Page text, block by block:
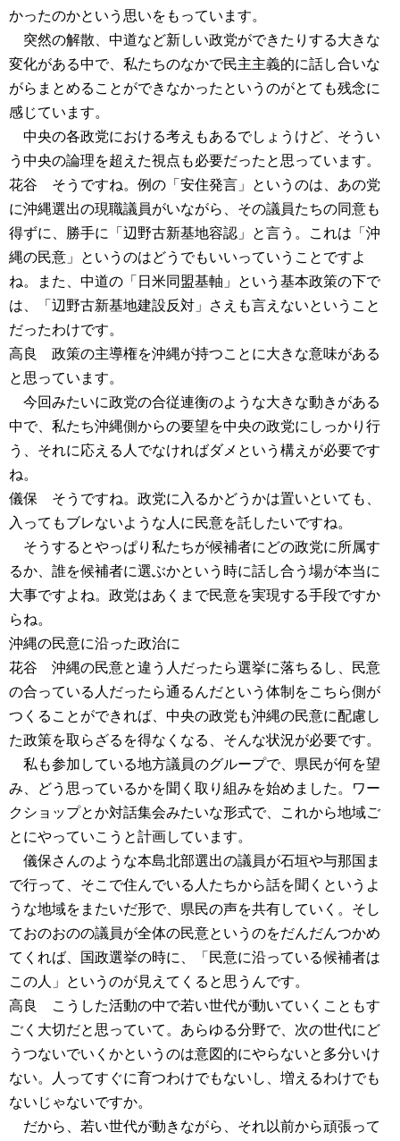
かったのかという思いをもっています。
突然の解散、中道など新しい政党ができたりする大きな
変化がある中で、私たちのなかで民主主義的に話し合いな
がらまとめることができなかったというのがとても残念に
感じています。
中央の各政党における考えもあるでしょうけど、そうい
う中央の論理を超えた視点も必要だったと思っています。
花谷 そうですね。例の「安住発言」というのは、あの党
に沖縄選出の現職議員がいながら、その議員たちの同意も
得ずに、勝手に「辺野古新基地容認」と言う。これは「沖
縄の民意」というのはどうでもいいっていうことですよ
ね。また、中道の「日米同盟基軸」という基本政策の下で
は、「辺野古新基地建設反対」さえも言えないということ
だったわけです。
高良 政策の主導権を沖縄が持つことに大きな意味がある
と思っています。
今回みたいに政党の合従連衡のような大きな動きがある
中で、私たち沖縄側からの要望を中央の政党にしっかり行
う、それに応える人でなければダメという構えが必要です
ね。
儀保 そうですね。政党に入るかどうかは置いといても、
入ってもブレないような人に民意を託したいですね。
そうするとやっぱり私たちが候補者にどの政党に所属す
るか、誰を候補者に選ぶかという時に話し合う場が本当に
大事ですよね。政党はあくまで民意を実現する手段ですか
らね。
沖縄の民意に沿った政治に
花谷 沖縄の民意と違う人だったら選挙に落ちるし、民意
の合っている人だったら通るんだという体制をこちら側が
つくることができれば、中央の政党も沖縄の民意に配慮し
た政策を取らざるを得なくなる、そんな状況が必要です。
私も参加している地方議員のグループで、県民が何を望
み、どう思っているかを聞く取り組みを始めました。ワー
クショップとか対話集会みたいな形式で、これから地域ご
とにやっていこうと計画しています。
儀保さんのような本島北部選出の議員が石垣や与那国ま
で行って、そこで住んでいる人たちから話を聞くというよ
うな地域をまたいだ形で、県民の声を共有していく。そし
ておのおのの議員が全体の民意というのをだんだんつかめ
てくれば、国政選挙の時に、「民意に沿っている候補者は
この人」というのが見えてくると思うんです。
高良 こうした活動の中で若い世代が動いていくこともす
ごく大切だと思っていて。あらゆる分野で、次の世代にど
うつないでいくかというのは意図的にやらないと多分いけ
ない。人ってすぐに育つわけでもないし、増えるわけでも
ないじゃないですか。
だから、若い世代が動きながら、それ以前から頑張って